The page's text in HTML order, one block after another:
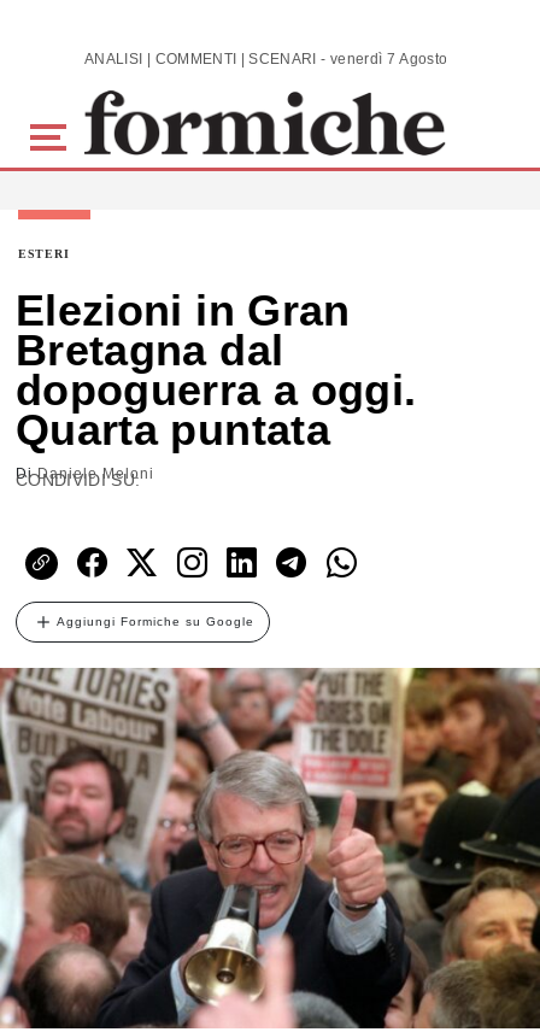
Skip to main content ANALISI | COMMENTI | SCENARI - venerdì 7 Agosto 2026
ESTERI
Elezioni in Gran
Bretagna dal
dopoguerra a oggi.
Quarta puntata
DiDaniele Meloni
CONDIVIDI SU:
Aggiungi Formiche su Google